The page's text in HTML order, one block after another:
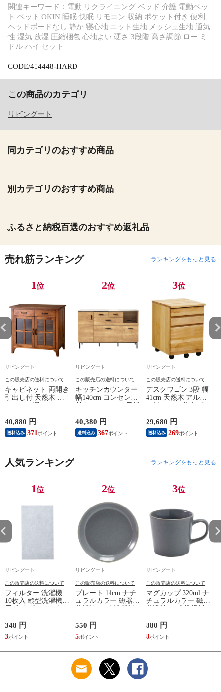
関連キーワード：電動 リクライニング ベッド 介護 電動ベッ
ト ベット OKIN 睡眠 快眠 リモコン 収納 ポケット付き 便利
ヘッドボードなし 静か 寝心地 ニット生地 メッシュ生地 通気
性 湿気 放湿 圧縮梱包 心地よい 硬さ 3段階 高さ調節 ロー ミ
ドル ハイ セット
CODE/454448-HARD
この商品のカテゴリ
リビングート
同カテゴリのおすすめ商品
別カテゴリのおすすめ商品
ふるさと納税百選のおすすめ返礼品
売れ筋ランキング ランキングをもっと見る
1位
リビングート
この販売店の送料について
キャビネット 両開き
引出し付 天然木 エ
収納 食器棚 収納 キ
ッチン 飾り棚 完成
品 キッチンキャビネ
れ ）
40,880 円
送料込み 371
2位
リビングート
この販売店の送料について
キッチンカウンター
幅140cm コンセント
ー 作業台 家電ラッ
ク 収納 可動棚 お掃
除ロボット対応 食器
40,380 円
送料込み 367
3位
リビングート
この販売店の送料について
デスクワゴン 3段 幅
41cm 天然木 アルダ
ワゴン 袖机 収納 キ
ャスター付き ワゴン
脇机 シンプル デス
し 小物収納 木製 木
29,680 円
送料込み 269
人気ランキング ランキングをもっと見る
1位
リビングート
この販売店の送料について
フィルター 洗濯機
10枚入 縦型洗濯機専
ミ取り 糸くず ゴミ
使い捨て 抗菌 洗濯
くず取り 排水口 ご
348 円
3
2位
リビングート
この販売店の送料について
プレート 14cm ナチ
ュラルカラー 磁器
ケーキ皿 デザート皿
取り皿 小皿 日本製
デザートプレート ケ
しゃれ ） 【アッシ
ュ】
550 円
5
3位
リビングート
この販売店の送料について
マグカップ 320ml ナ
チュラルカラー 磁器
マグ コップ カップ
コーヒー 紅茶 珈琲
カフェオレ ミルク
880 円
8